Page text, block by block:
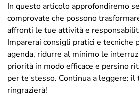
In questo articolo approfondiremo
comprovate che possono
affronti le tue attività e
Imparerai consigli pratici e tecniche
agenda, ridurre al minimo le
priorità in modo efficace e persino
per te stesso. Continua a leggere:
ringrazierà!